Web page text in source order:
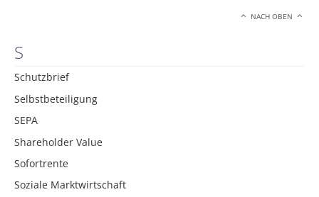
NACH OBEN
S
Schutzbrief
Selbstbeteiligung
SEPA
Shareholder Value
Sofortrente
Soziale Marktwirtschaft